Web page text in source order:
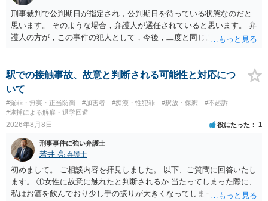
ません。したがって，自分が犯人であるとされることはないのです。
ですから，相談者の場合は，大丈夫です。安心してください。それで
は，①～③に答えます。 ①について 腕の動き，女性への向かい方をみ
れば，酔っていて偶然の出来事か，意図的に偶然を装うように触った
のかは，わかります。触る瞬間ではなくて，触るまでの状況の方が重
要です。酔っていてふらついていたのであれば，そのときだけふらつ
いているわけではありません。腕の振り方も，そのときだけ偶然大き
くなるわけではありません。ですから，本件では，意図的だと疑われ
ることはないと思います。その雰囲気は，当たってしまった女性にも
伝わっていたのでしょう。ですから大丈夫です。なお，故意は，主観
面の話なので，防犯カメラの映像で決められることはありません。本
人の話（故意を否認する話）が実際の状況と矛盾しないかだけの話で
す。 ②について 犯人性が特定できませんから，逮捕や呼出の可能性は
ないと思います。 ③について ②がないので，③はそもそもないことが
前提なので，期間も考えなくて大丈夫です。 というわけで，本件は大
丈夫ですから，今後，同じような不安に襲われることがないように気
刑事裁判で公判期日が指定され，公判期日を待っている状態なのだと
思います。 そのような場合，弁護人が選任されていると思います。 弁
護人の方が，この事件の犯人として，今後，二度と同じような犯罪を
いかアドバイスしてくれると思います。そして，書いた内容は，被告
人質問などで活用されることになると思います。 裁判のためだけに記
録するわけではないかもしれませんが，「裁判において証拠として利
用できる可能性があれば」と考えているのであれば，本件について証
拠も見て内容を把握している，弁護人の方と相談して書く内容を打ち
合わせて進めるのが，裁判の観点では一番効果的だと思います。 適応
状に関しての話になると思いますので，弁護人の方と相談してみまし
ょう。
駅での接触事故、故意と判断される可能性と対応につ
いて
#冤罪・無実・正当防衛 #加害者 #痴漢・性犯罪 #釈放・保釈
#不起訴
#逮捕による解雇・退学回避
2026年8月8日 役にたった 1
刑事事件に強い弁護士
若井 亮 弁護士
初めまして。 ご相談内容を拝見しました。 以下、ご質問に回答いたし
ます。 ①女性に故意に触れたと判断されるか 当たってしまった際に、
私はお酒を飲んでおり少し手の振りが大きくなってしまっていたこと